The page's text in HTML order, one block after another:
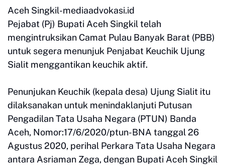
Aceh Singkil-mediaadvokasi.id
Pejabat (Pj) Bupati Aceh Singkil telah
mengintruksikan Camat Pulau Banyak Barat (PBB)
untuk segera menunjuk Penjabat Keuchik Ujung
Sialit menggantikan keuchik aktif.
Penunjukan Keuchik (kepala desa) Ujung Sialit itu
dilaksanakan untuk menindaklanjuti Putusan
Pengadilan Tata Usaha Negara (PTUN) Banda
Aceh, Nomor:17/6/2020/ptun-BNA tanggal 26
Agustus 2020, perihal Perkara Tata Usaha Negara
antara Asriaman Zega, dengan Bupati Aceh Singkil